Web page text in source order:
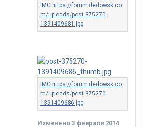
Изменено 3 февраля 2014